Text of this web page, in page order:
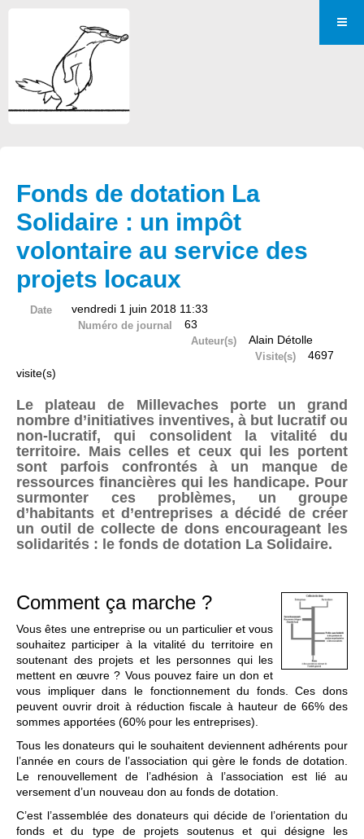
Fonds de dotation La
Solidaire : un impôt
volontaire au service des
projets locaux
Date vendredi 1 juin 2018 11:33
Numéro de journal 63
Auteur(s) Alain Détolle
Visite(s)
4697
visite(s)
Le plateau de Millevaches porte un grand
nombre d’initiatives inventives, à but lucratif ou
non-lucratif, qui consolident la vitalité du
territoire. Mais celles et ceux qui les portent
sont parfois confrontés à un manque de
ressources financières qui les handicape. Pour
surmonter ces problèmes, un groupe
d’habitants et d’entreprises a décidé de créer
un outil de collecte de dons encourageant les
solidarités : le fonds de dotation La Solidaire.
Comment ça marche ?
Vous êtes une entreprise ou un particulier et vous
souhaitez participer à la vitalité du territoire en
soutenant des projets et les personnes qui les
mettent en œuvre ? Vous pouvez faire un don et
vous impliquer dans le fonctionnement du fonds. Ces dons
peuvent ouvrir droit à réduction fiscale à hauteur de 66% des
sommes apportées (60% pour les entreprises).
Tous les donateurs qui le souhaitent deviennent adhérents pour
l’année en cours de l’association qui gère le fonds de dotation.
Le renouvellement de l’adhésion à l’association est lié au
versement d’un nouveau don au fonds de dotation.
C’est l’assemblée des donateurs qui décide de l’orientation du
fonds et du type de projets soutenus et qui désigne les